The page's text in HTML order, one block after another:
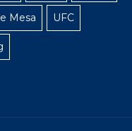
Mesa UFC